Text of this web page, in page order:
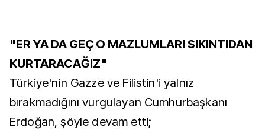
"ER YA DA GEÇ O MAZLUMLARI SIKINTIDAN
KURTARACAĞIZ"
Türkiye'nin Gazze ve Filistin'i yalnız
bırakmadığını vurgulayan Cumhurbaşkanı
Erdoğan, şöyle devam etti;